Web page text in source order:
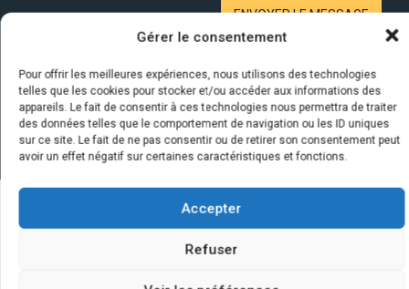
Gérer le consentement
Pour offrir les meilleures expériences, nous utilisons des technologies
telles que les cookies pour stocker et/ou accéder aux informations des
appareils. Le fait de consentir à ces technologies nous permettra de traiter
des données telles que le comportement de navigation ou les ID uniques
sur ce site. Le fait de ne pas consentir ou de retirer son consentement peut
avoir un effet négatif sur certaines caractéristiques et fonctions.
Accepter
Refuser
Quelques infos sur nos centrales